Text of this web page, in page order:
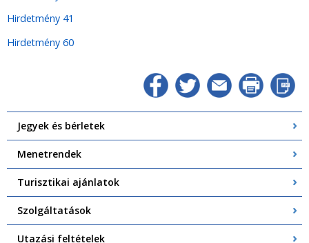
Hirdetmény 41
Hirdetmény 60
Jegyek és bérletek
Menetrendek
Turisztikai ajánlatok
Szolgáltatások
Utazási feltételek